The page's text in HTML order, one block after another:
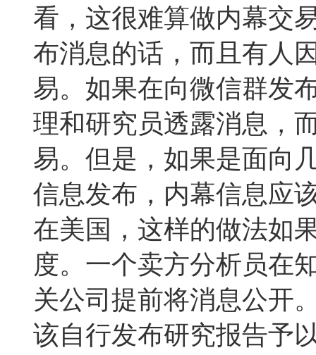
看，这很难算做内幕交
布消息的话，而且有人
易。如果在向微信群发
理和研究员透露消息，
易。但是，如果是面向
信息发布，内幕信息应
在美国，这样的做法如
度。一个卖方分析员在
关公司提前将消息公开
该自行发布研究报告予